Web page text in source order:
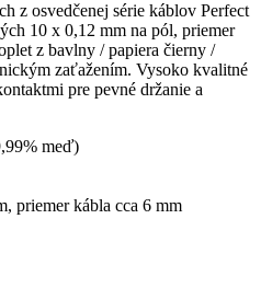
z osvedčenej série káblov Perfect
10 x 0,12 mm na pól, priemer
z bavlny / papiera čierny /
zaťažením. Vysoko kvalitné
pre pevné držanie a
meď)
priemer kábla cca 6 mm